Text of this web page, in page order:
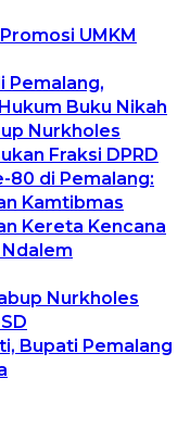
UMKM
Pemalang,
Buku Nikah
Nurkholes
Fraksi DPRD
80 di Pemalang:
Kamtibmas
Kereta Kencana
Nurkholes
Bupati Pemalang